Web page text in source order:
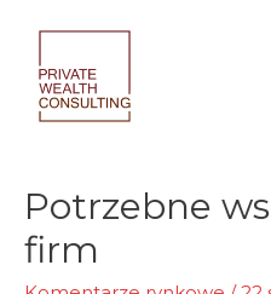
content
Potrzebne
firm